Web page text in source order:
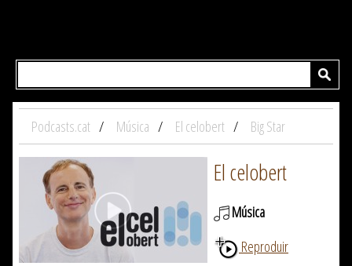
Podcasts.cat Música El celobert Big Star
El celobert
Música
Reproduir